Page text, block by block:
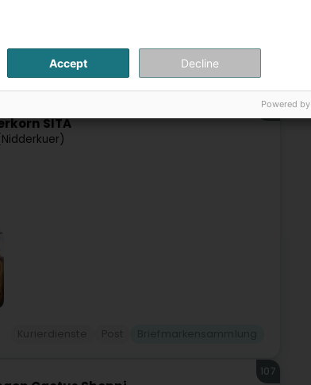
Briefmarkensammlung
SITA
106
107
Accept Decline
Powered by